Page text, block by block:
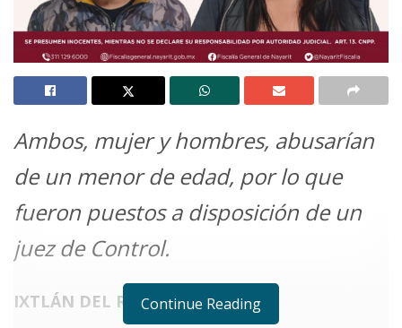
Ambos, mujer y hombres, abusarían
de un menor de edad, por lo que
fueron puestos a disposición de un
juez de Control.
IXTLÁN DEL RÍO.Continue Reading